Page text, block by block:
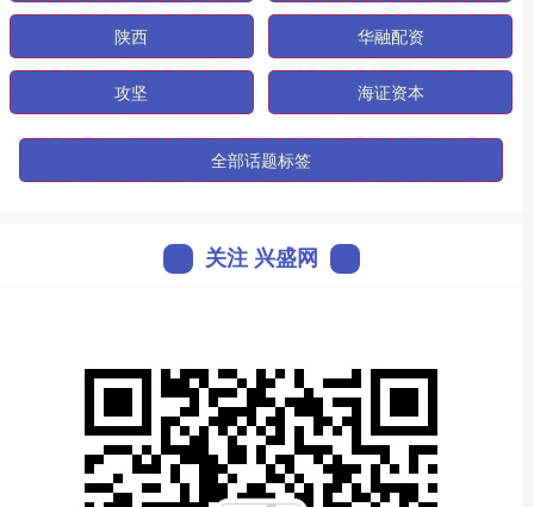
陕西 华融配资
攻坚 海证资本
全部话题标签
关注 兴盛网